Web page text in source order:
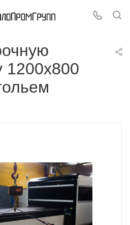
1200x800